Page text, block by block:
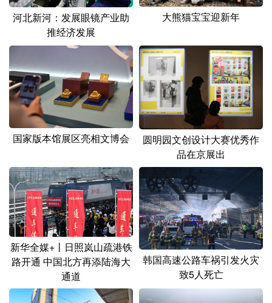
河北新河：发展眼镜产业助
推经济发展
大熊猫宝宝迎新年
国家版本馆展区亮相文博会
圆明园文创设计大赛优秀作
品在京展出
新华全媒+丨日照岚山疏港铁
路开通 中国北方再添陆海大
通道
韩国高速公路车祸引发火灾
致5人死亡